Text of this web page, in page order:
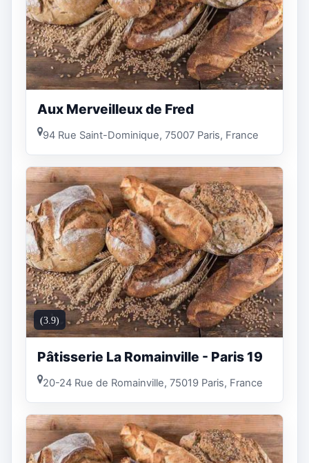
Aux Merveilleux de Fred
94 Rue Saint-Dominique, 75007 Paris, France
(3.9)
Pâtisserie La Romainville - Paris 19
20-24 Rue de Romainville, 75019 Paris, France